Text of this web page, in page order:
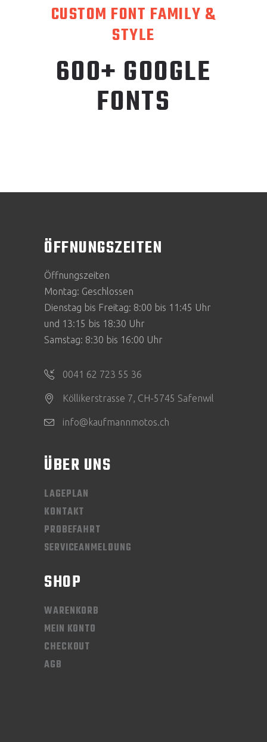
CUSTOM FONT FAMILY &
STYLE
600+ GOOGLE
FONTS
ÖFFNUNGSZEITEN
Öffnungszeiten
Montag: Geschlossen
Dienstag bis Freitag: 8:00 bis 11:45 Uhr
und 13:15 bis 18:30 Uhr
Samstag: 8:30 bis 16:00 Uhr
0041 62 723 55 36
Köllikerstrasse 7, CH-5745 Safenwil
info@kaufmannmotos.ch
ÜBER UNS
LAGEPLAN
KONTAKT
PROBEFAHRT
SERVICEANMELDUNG
SHOP
WARENKORB
MEIN KONTO
CHECKOUT
AGB